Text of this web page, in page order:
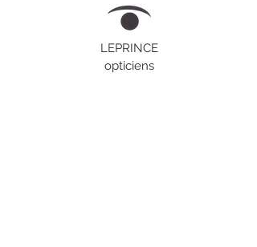
LEPRINCE
opticiens